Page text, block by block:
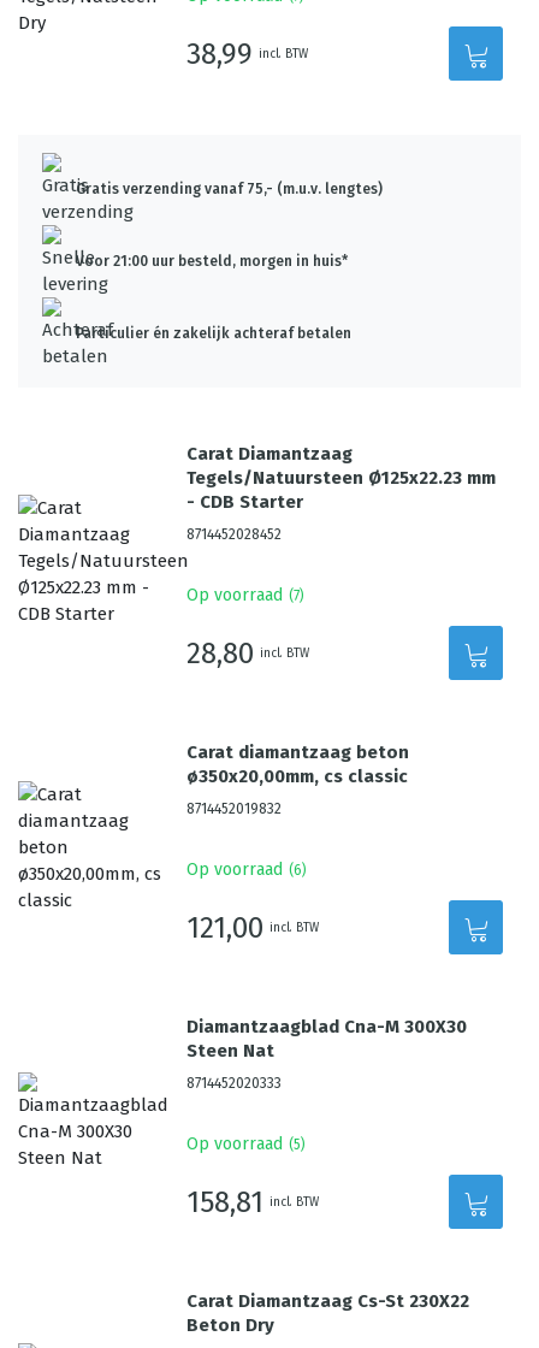
38,99 incl. BTW
Gratis verzending vanaf 75,- (m.u.v. lengtes)
Voor 21:00 uur besteld, morgen in huis*
Particulier én zakelijk achteraf betalen
Carat Diamantzaag
Tegels/Natuursteen Ø125x22.23 mm
- CDB Starter
8714452028452
Op voorraad (7)
28,80 incl. BTW
Carat diamantzaag beton
ø350x20,00mm, cs classic
8714452019832
Op voorraad (6)
121,00 incl. BTW
Diamantzaagblad Cna-M 300X30
Steen Nat
8714452020333
Op voorraad (5)
158,81 incl. BTW
Carat Diamantzaag Cs-St 230X22
Beton Dry